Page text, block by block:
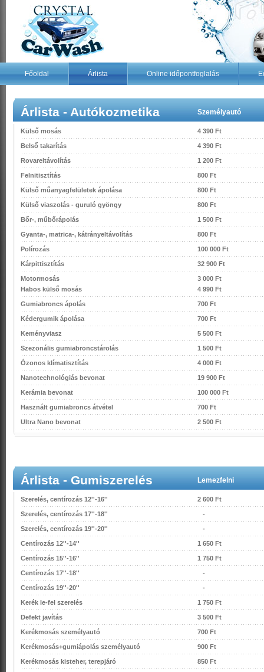
Főoldal Árlista Online időpontfoglalás
Árlista - Autókozmetika Személyautó
Külső mosás 4 390 Ft
Belső takarítás 4 390 Ft
Rovareltávolítás 1 200 Ft
Felnitisztítás 800 Ft
Külső műanyagfelületek ápolása 800 Ft
Külső viaszolás - guruló gyöngy 800 Ft
Bőr-, műbőrápolás 1 500 Ft
Gyanta-, matrica-, kátrányeltávolítás 800 Ft
Polírozás 100 000 Ft
Kárpittisztítás 32 900 Ft
Motormosás
3 000 Ft
Habos külső mosás
4 990 Ft
Gumiabroncs ápolás 700 Ft
Kédergumik ápolása 700 Ft
Keményviasz 5 500 Ft
Szezonális gumiabroncstárolás 1 500 Ft
Ózonos klímatisztítás 4 000 Ft
Nanotechnológiás bevonat 19 900 Ft
Kerámia bevonat 100 000 Ft
Használt gumiabroncs átvétel 700 Ft
Ultra Nano bevonat 2 500 Ft
Árlista - Gumiszerelés Lemezfelni
Szerelés, centírozás 12''-16'' 2 600 Ft
Szerelés, centírozás 17''-18'' -
Szerelés, centírozás 19''-20'' -
Centírozás 12''-14'' 1 650 Ft
Centírozás 15''-16'' 1 750 Ft
Centírozás 17''-18'' -
Centírozás 19''-20'' -
Kerék le-fel szerelés 1 750 Ft
Defekt javítás 3 500 Ft
Kerékmosás személyautó 700 Ft
Kerékmosás+gumiápolás személyautó 900 Ft
Kerékmosás kisteher, terepjáró 850 Ft